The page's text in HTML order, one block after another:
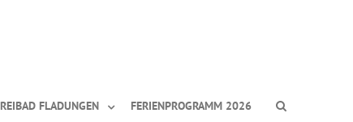
FLADUNGEN FERIENPROGRAMM 2026